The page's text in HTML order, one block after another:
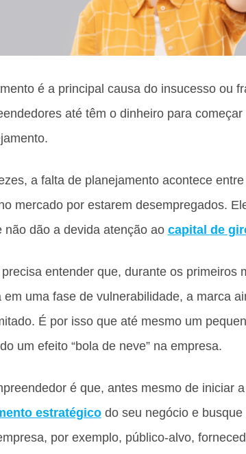
é a principal causa do insucesso ou
até têm o dinheiro para
a falta de planejamento acontece
mercado por estarem desempregados.
não dão a devida atenção ao capital de
entender que, durante os primeiros
em uma fase de vulnerabilidade, a marca
É por isso que até mesmo um
um efeito “bola de neve” na empresa.
é que, antes mesmo de iniciar
estratégicodo seu negócio e
por exemplo, público-alvo,